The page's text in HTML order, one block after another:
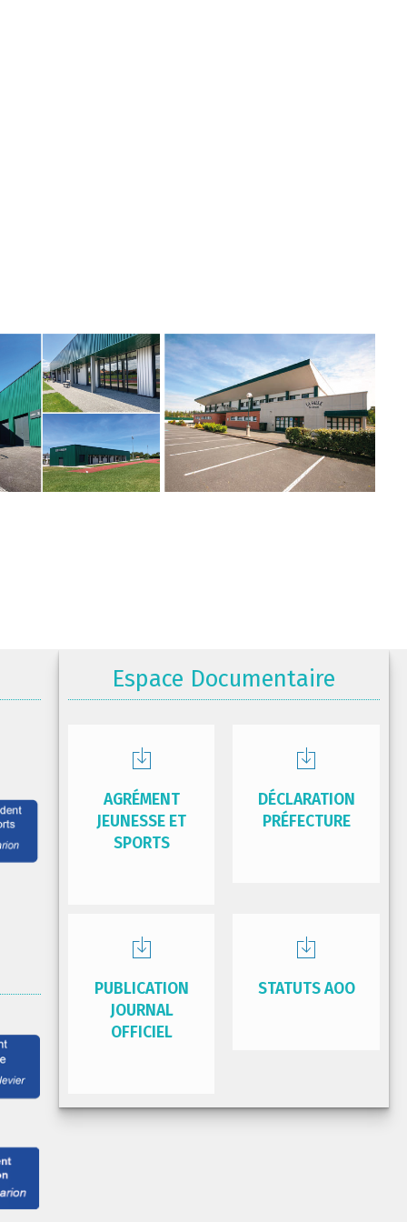
Espace Documentaire
AGRÉMENT
JEUNESSE ET
SPORTS
DÉCLARATION
PRÉFECTURE
PUBLICATION
JOURNAL
OFFICIEL
STATUTS AOO